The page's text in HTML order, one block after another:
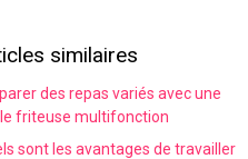
similaires
des repas variés avec une
friteuse multifonction
sont les avantages de travailler